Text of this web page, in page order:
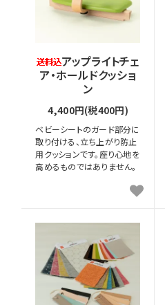
アップライトチェ
ア・ホールドクッショ
ン
4,400円(税400円)
ベビーシートのガード部分に
取り付ける、立ち上がり防止
用クッションです。座り心地を
高めるものではありません。